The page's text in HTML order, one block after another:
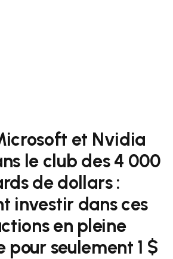
et Nvidia
le club des 4 000
de dollars :
investir dans ces
en pleine
pour seulement 1 $